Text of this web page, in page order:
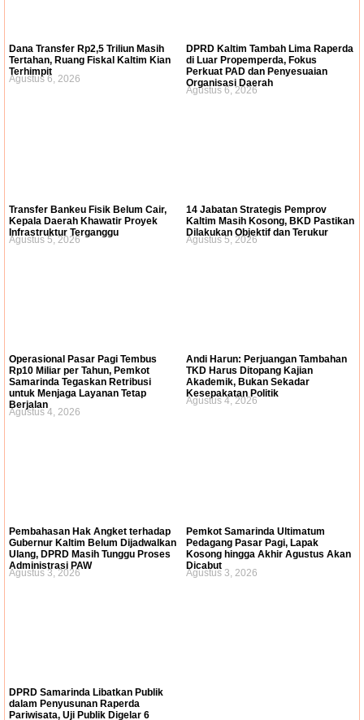
Dana Transfer Rp2,5 Triliun Masih
Tertahan, Ruang Fiskal Kaltim Kian
Terhimpit
Agustus 6, 2026
DPRD Kaltim Tambah Lima Raperda
di Luar Propemperda, Fokus
Perkuat PAD dan Penyesuaian
Organisasi Daerah
Agustus 6, 2026
Transfer Bankeu Fisik Belum Cair,
Kepala Daerah Khawatir Proyek
Infrastruktur Terganggu
Agustus 5, 2026
14 Jabatan Strategis Pemprov
Kaltim Masih Kosong, BKD Pastikan
Dilakukan Objektif dan Terukur
Agustus 5, 2026
Operasional Pasar Pagi Tembus
Rp10 Miliar per Tahun, Pemkot
Samarinda Tegaskan Retribusi
untuk Menjaga Layanan Tetap
Berjalan
Agustus 4, 2026
Andi Harun: Perjuangan Tambahan
TKD Harus Ditopang Kajian
Akademik, Bukan Sekadar
Kesepakatan Politik
Agustus 4, 2026
Pembahasan Hak Angket terhadap
Gubernur Kaltim Belum Dijadwalkan
Ulang, DPRD Masih Tunggu Proses
Administrasi PAW
Agustus 3, 2026
Pemkot Samarinda Ultimatum
Pedagang Pasar Pagi, Lapak
Kosong hingga Akhir Agustus Akan
Dicabut
Agustus 3, 2026
DPRD Samarinda Libatkan Publik
dalam Penyusunan Raperda
Pariwisata, Uji Publik Digelar 6